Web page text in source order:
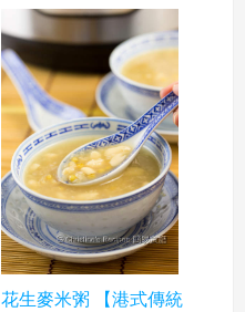
花生麥米粥 【港式傳統